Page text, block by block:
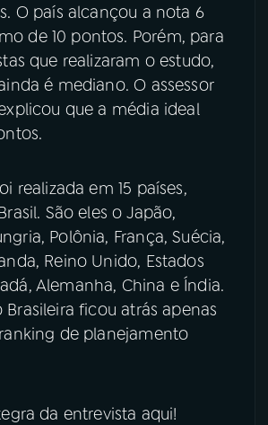
O país alcançou a nota 6
de 10 pontos. Porém, para
que realizaram o estudo,
é mediano. O assessor
que a média ideal
realizada em 15 países,
São eles o Japão,
Polônia, França, Suécia,
Reino Unido, Estados
Alemanha, China e Índia.
Brasileira ficou atrás apenas
de planejamento
da entrevista aqui!